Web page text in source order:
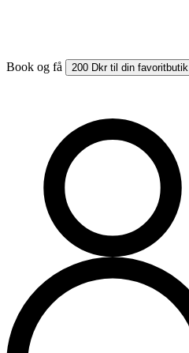
Book og få 200 Dkr til din favoritbutik